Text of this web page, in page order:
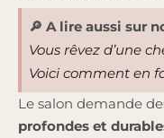
🔎 A lire aussi sur
Vous rêvez d’une
Voici comment en
Le salon demande
profondes et